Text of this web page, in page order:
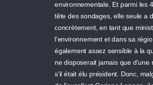
environnementale. Et parmi les
tête des sondages, elle seule a
concrètement, en tant que
l'environnement et dans sa
également assez sensible à la
ne disposerait jamais que d'une
s'il était élu président. Donc,